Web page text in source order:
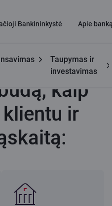
Bankininkystė Apie
Taupymas ir
investavimas
Pasirinkite būdą
kaip
ir